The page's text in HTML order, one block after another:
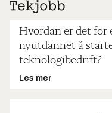
Hvordan er det for
nyutdannet å
teknologibedrift?
Les mer